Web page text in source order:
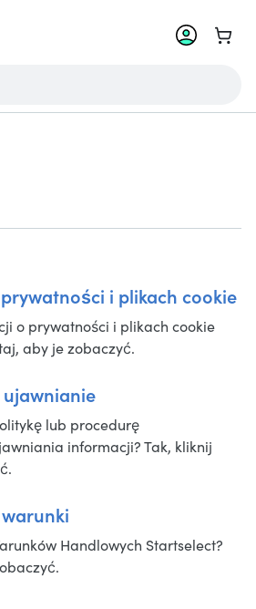
i plikach cookie
o prywatności i plikach cookie
aby je zobaczyć.
lub procedurę
informacji? Tak, kliknij
Handlowych Startselect?